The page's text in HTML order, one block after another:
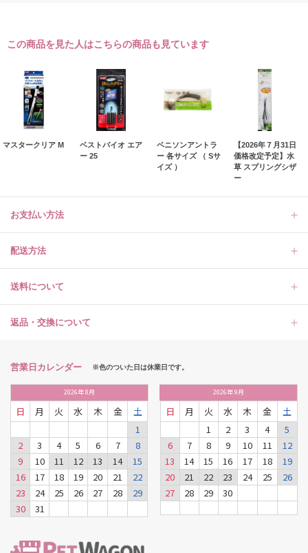
この商品を見た人はこちらの商品も見ています
マスタークリア M
ベストバイオ エア
ー 25
ベニソンアントラ
ー 各サイズ （ Sサ
イズ ）
【2026年７月31日
価格改定予定】水
草 スプリングシザ
ー
お支払い方法
配送方法
送料について
返品・交換について
営業日カレンダー ※色のついた日は休業日です。
2026年8月
日 月 火 水 木 金
土
1
2
3 4 5 6 7
8
9
10 11 12 13 14
15
16
17 18 19 20 21
22
23
24 25 26 27 28
29
30
31
2026年9月
日 月 火 水 木 金
土
1
2 3 4
5
6
7 8 9 10 11
12
13
14 15 16 17 18
19
20
21 22 23 24 25
26
27
28 29 30